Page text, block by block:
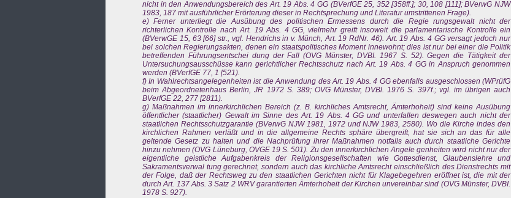
nicht in den Anwendungsbereich des Art. 19 Abs. 4 GG (BVerfGE 25, 352 [358ff.]; 30, 108 [111]; BVerwG NJW
1983, 187 mit ausführlicher Erörterung dieser in Rechtsprechung und Literatur umstrittenen Frage).
e) Ferner unterliegt die Ausübung des politischen Ermessens durch die Regie rungsgewalt nicht der
richterlichen Kontrolle nach Art. 19 Abs. 4 GG, vielmehr greift insoweit die parlamentarische Kontrolle ein
(BVerwGE 15, 63 [66] str., vgl. Hendrichs in v. Münch, Art. 19 RdNr. 46). Art. 19 Abs. 4 GG versagt jedoch nur
bei solchen Regierungsakten, denen ein staatspolitisches Moment innewohnt; dies ist nur bei einer die Politik
betreffenden Führungsentschei dung der Fall (OVG Münster, DVBI. 1967 S. 52). Gegen die Tätigkeit der
Untersuchungsausschüsse kann gerichtlicher Rechtsschutz nach Art. 19 Abs. 4 GG in Anspruch genommen
werden (BVerfGE 77, 1 [521).
f) In Wahlrechtsangelegenheiten ist die Anwendung des Art. 19 Abs. 4 GG ebenfalls ausgeschlossen (WPrüfG
beim Abgeordnetenhaus Berlin, JR 1972 S. 389; OVG Münster, DVBl. 1976 S. 397f.; vgl. im übrigen auch
BVerfGE 22, 277 [2811).
g) Maßnahmen im innerkirchlichen Bereich (z. B. kirchliches Amtsrecht, Ämterhoheit) sind keine Ausübung
öffentlicher (staatlicher) Gewalt im Sinne des Art. 19 Abs. 4 GG und unterfallen deswegen auch nicht der
staatlichen Rechtsschutzgarantie (BVerwG NJW 1981, 1972 und NJW 1983, 2580). Wo die Kirche indes den
kirchlichen Rahmen verläßt und in die allgemeine Rechts sphäre übergreift, hat sie sich an das für alle
geltende Gesetz zu halten und die Nachprüfung ihrer Maßnahmen notfalls auch durch staatliche Gerichte
hinzu nehmen (OVG Lüneburg, OVGE 19 S. 501). Zu den innerkirchlichen Angele genheiten wird nicht nur der
eigentliche geistliche Aufgabenkreis der Religionsgesellschaften wie Gottesdienst, Glaubenslehre und
Sakramentsverwal tung gerechnet, sondern auch das kirchliche Amtsrecht einschließlich des Dienstrechts mit
der Folge, daß der Rechtsweg zu den staatlichen Gerichten nicht für Klagebegehren eröffnet ist, die mit der
durch Art. 137 Abs. 3 Satz 2 WRV garantierten Ämterhoheit der Kirchen unvereinbar sind (OVG Münster, DVBI.
1978 S. 927).